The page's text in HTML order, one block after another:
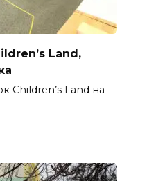
Land,
Children’s Land на